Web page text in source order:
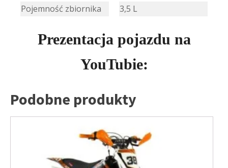
Pojemność zbiornika 3,5 L
Prezentacja pojazdu na
YouTubie:
Podobne produkty